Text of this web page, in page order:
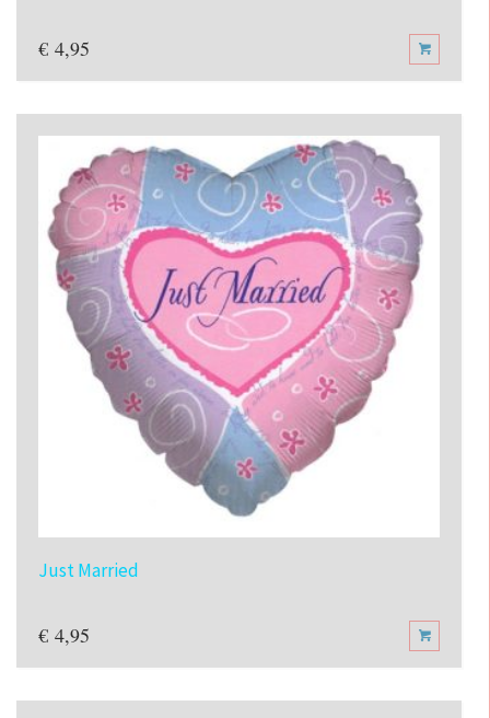
€ 4,95
Just Married
€ 4,95